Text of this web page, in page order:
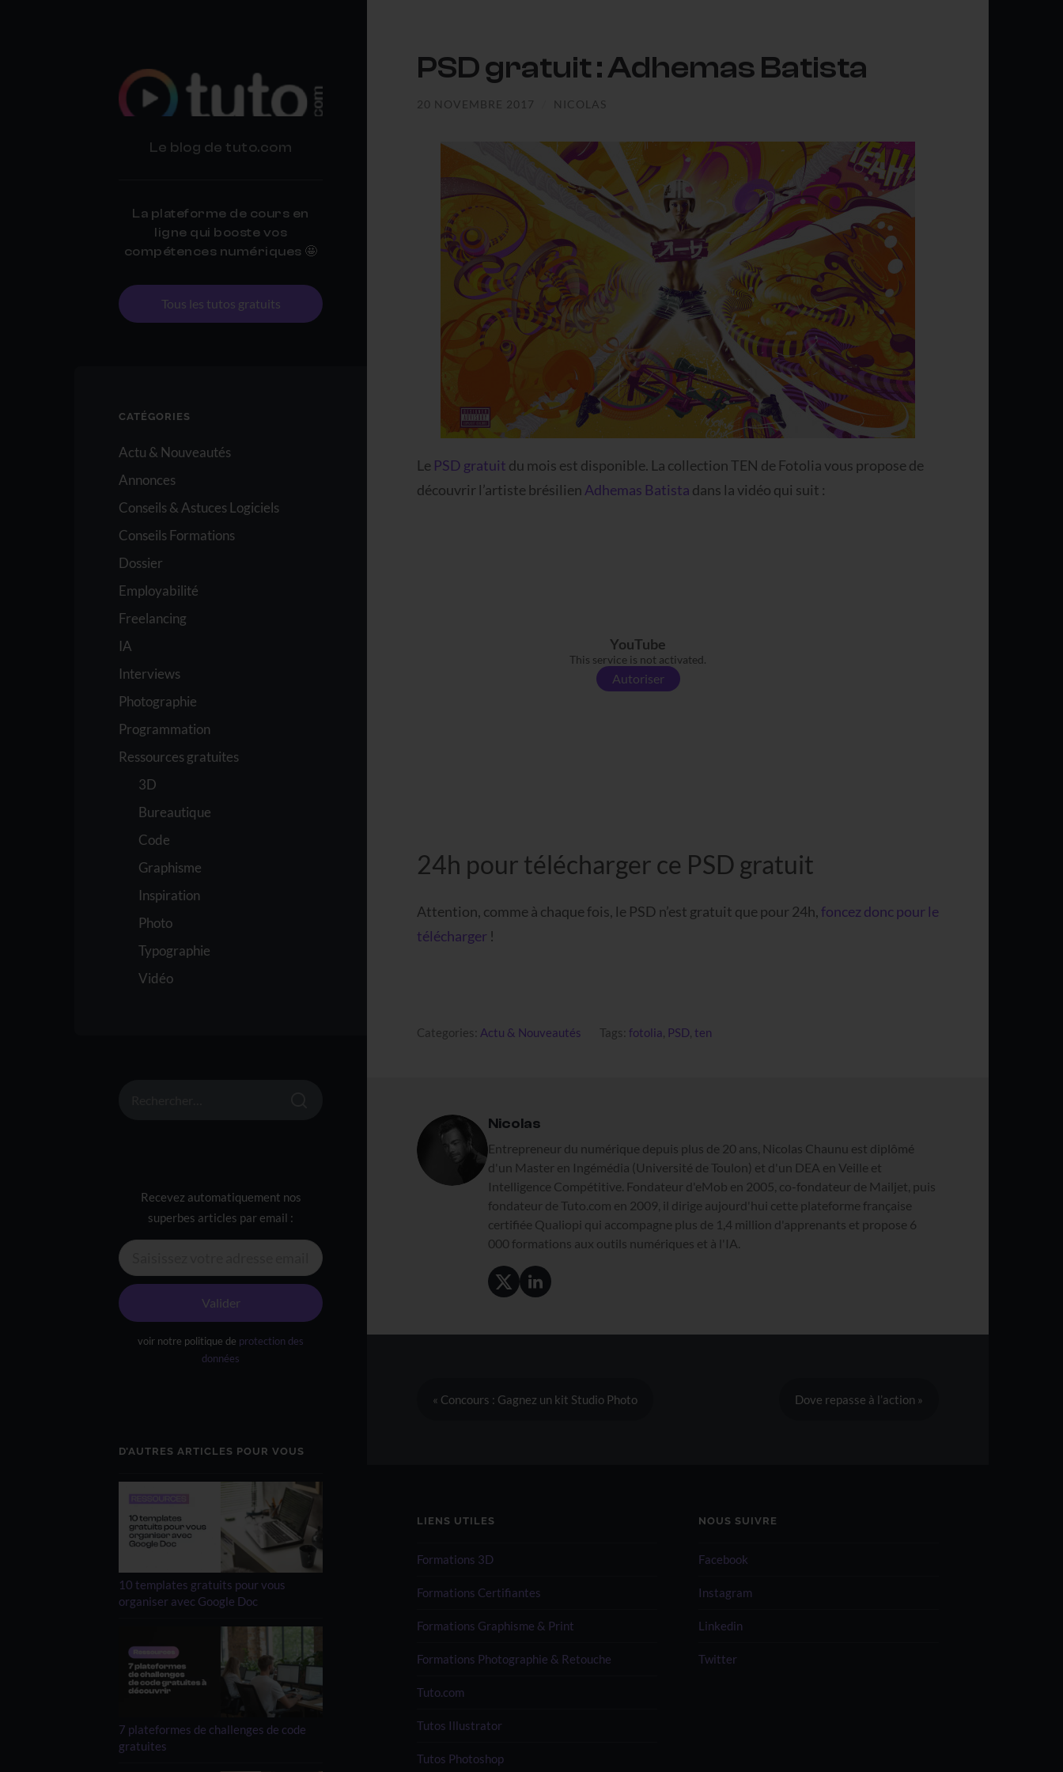
TUTO.COM
Le blog de tuto.com
La plateforme de cours en
ligne qui booste vos
compétences numériques 🤩
Tous les tutos gratuits
CATÉGORIES
Actu & Nouveautés
Annonces
Conseils & Astuces Logiciels
Conseils Formations
Dossier
Employabilité
Freelancing
IA
Interviews
Photographie
Programmation
Ressources gratuites
3D
Bureautique
Code
Graphisme
Inspiration
Photo
Typographie
Vidéo
Recevez automatiquement nos
superbes articles par email :
Valider
voir notre politique de protection des
données
D’AUTRES ARTICLES POUR VOUS
10 templates gratuits pour vous
organiser avec Google Doc
7 plateformes de challenges de code
gratuites
PSD gratuit : Adhemas Batista
20 NOVEMBRE 2017 NICOLAS
Le PSD gratuit du mois est disponible. La collection TEN de Fotolia vous propose de
découvrir l’artiste brésilien Adhemas Batista dans la vidéo qui suit :
YouTube
This service is not activated.
Autoriser
24h pour télécharger ce PSD gratuit
Attention, comme à chaque fois, le PSD n’est gratuit que pour 24h,foncez donc pour le
télécharger!
Categories: Actu & Nouveautés Tags: fotolia PSD, ten
Nicolas
Entrepreneur du numérique depuis plus de 20 ans, Nicolas Chaunu est diplômé
d'un Master en Ingémédia (Université de Toulon) et d'un DEA en Veille et
Intelligence Compétitive. Fondateur d'eMob en 2005, co-fondateur de Mailjet, puis
fondateur de Tuto.com en 2009, il dirige aujourd'hui cette plateforme française
certifiée Qualiopi qui accompagne plus de 1,4 million d'apprenants et propose 6
000 formations aux outils numériques et à l'IA.
« Concours : Gagnez un kit Studio Photo Dove repasse à l’action »
LIENS UTILES
Formations 3D
Formations Certifiantes
Formations Graphisme & Print
Formations Photographie & Retouche
Tuto.com
Tutos Illustrator
Tutos Photoshop
NOUS SUIVRE
Facebook
Instagram
Linkedin
Twitter